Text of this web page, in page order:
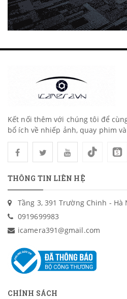
Kết nối thêm với chúng tôi để
bổ ích về nhiếp ảnh, quay phim
THÔNG TIN LIÊN HỆ
Tầng 3, 391 Trường Chinh - Hà
0919699983
icamera391@gmail.com
CHÍNH SÁCH